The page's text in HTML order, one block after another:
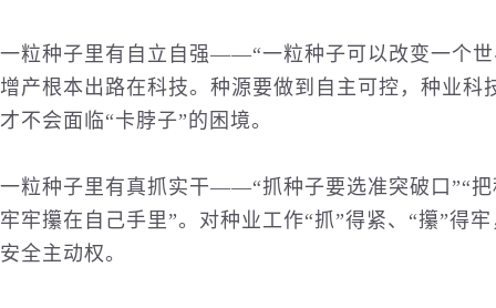
一粒种子里有自立自强——“一粒种子可以改变一个
增产根本出路在科技。种源要做到自主可控，种业
才不会面临“卡脖子”的困境。
一粒种子里有真抓实干——“抓种子要选准突破口”“
牢牢攥在自己手里”。对种业工作“抓”得紧、“攥”得
安全主动权。